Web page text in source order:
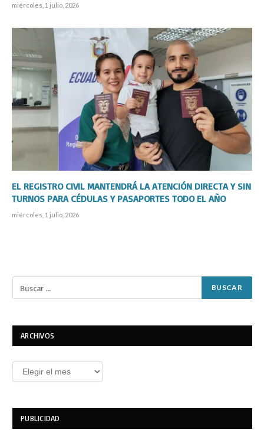
miércoles, 1 julio, 2026
EL REGISTRO CIVIL MANTENDRÁ LA ATENCIÓN DIRECTA Y SIN
TURNOS PARA CÉDULAS Y PASAPORTES TODO EL AÑO
miércoles, 1 julio, 2026
ARCHIVOS
Archivos
PUBLICIDAD